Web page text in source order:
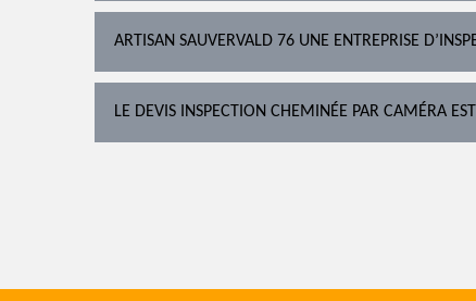
ARTISAN SAUVERVALD 76 UNE ENTREPRISE
LE DEVIS INSPECTION CHEMINÉE PAR CAMÉRA